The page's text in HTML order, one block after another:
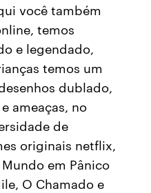
você também
temos
e legendado,
temos um
dublado,
ameaças, no
de
originais netflix,
em Pânico
O Chamado e